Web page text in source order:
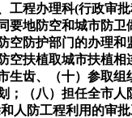
工程办理科(行政审
要地防空和城市防卫
空防护部门的办理和
空扶植取城市扶植相
生齿、（十）参取
；（八）担任全市人
人防工程利用的审批